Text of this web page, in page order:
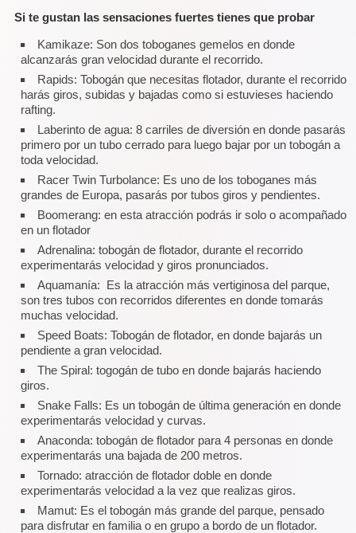
Si te gustan las sensaciones fuertes tienes que probar
Kamikaze: Son dos toboganes gemelos en donde
alcanzarás gran velocidad durante el recorrido.
Rapids: Tobogán que necesitas flotador, durante el recorrido
harás giros, subidas y bajadas como si estuvieses haciendo
rafting.
Laberinto de agua: 8 carriles de diversión en donde pasarás
primero por un tubo cerrado para luego bajar por un tobogán a
toda velocidad.
Racer Twin Turbolance: Es uno de los toboganes más
grandes de Europa, pasarás por tubos giros y pendientes.
Boomerang: en esta atracción podrás ir solo o acompañado
en un flotador
Adrenalina: tobogán de flotador, durante el recorrido
experimentarás velocidad y giros pronunciados.
Aquamanía: Es la atracción más vertiginosa del parque,
son tres tubos con recorridos diferentes en donde tomarás
muchas velocidad.
Speed Boats: Tobogán de flotador, en donde bajarás un
pendiente a gran velocidad.
The Spiral: togogán de tubo en donde bajarás haciendo
giros.
Snake Falls: Es un tobogán de última generación en donde
experimentarás velocidad y curvas.
Anaconda: tobogán de flotador para 4 personas en donde
experimentarás una bajada de 200 metros.
Tornado: atracción de flotador doble en donde
experimentarás velocidad a la vez que realizas giros.
Mamut: Es el tobogán más grande del parque, pensado
para disfrutar en familia o en grupo a bordo de un flotador.